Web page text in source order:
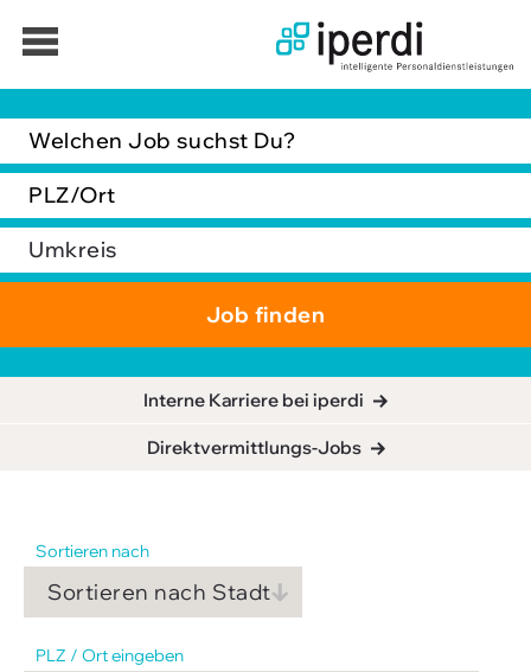
Interne Karriere bei iperdi
Direktvermittlungs-Jobs
Sortieren nach
PLZ / Ort eingeben
Jobbörse
Bewerber
Unternehmen
Über iperdi
Suche
Impressum
Downloads